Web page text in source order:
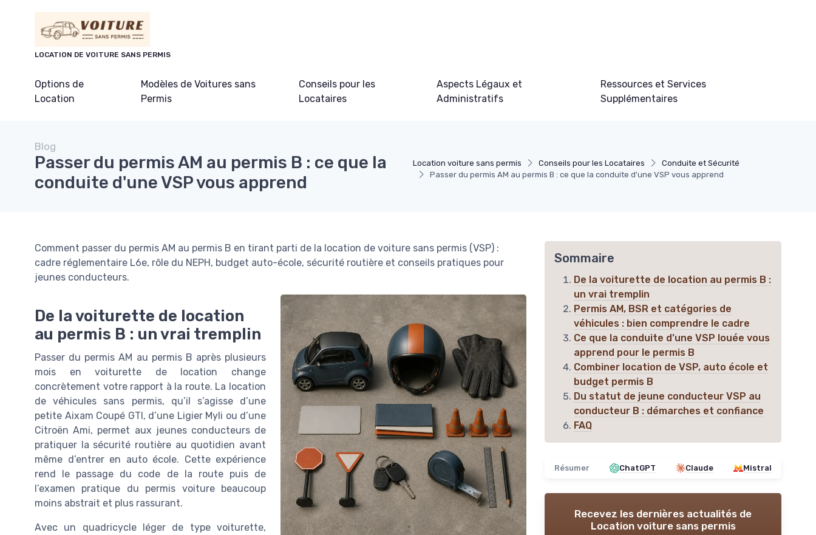
LOCATION DE VOITURE SANS PERMIS
Options de
Location
Modèles de Voitures sans
Permis
Conseils pour les
Locataires
Aspects Légaux et
Administratifs
Ressources et Services
Supplémentaires
Location voiture sans permis Conseils pour les Locataires
Conduite et Sécurité
Passer du permis AM au permis B : ce que la conduite d'une VSP vous apprend
Blog
Passer du permis AM au permis B : ce que la
conduite d'une VSP vous apprend
Comment passer du permis AM au permis B en tirant parti de la location de voiture sans permis (VSP) :
cadre réglementaire L6e, rôle du NEPH, budget auto-école, sécurité routière et conseils pratiques pour
jeunes conducteurs.
De la voiturette de location
au permis B : un vrai tremplin
Passer du permis AM au permis B après plusieurs
mois en voiturette de location change
concrètement votre rapport à la route. La location
de véhicules sans permis, qu’il s’agisse d’une
petite Aixam Coupé GTI, d’une Ligier Myli ou d’une
Citroën Ami, permet aux jeunes conducteurs de
pratiquer la sécurité routière au quotidien avant
même d’entrer en auto école. Cette expérience
rend le passage du code de la route puis de
l’examen pratique du permis voiture beaucoup
moins abstrait et plus rassurant.
Avec un quadricycle léger de type voiturette,
Sommaire
De la voiturette de location au permis B :
un vrai tremplin
Permis AM, BSR et catégories de
véhicules : bien comprendre le cadre
Ce que la conduite d’une VSP louée vous
apprend pour le permis B
Combiner location de VSP, auto école et
budget permis B
Du statut de jeune conducteur VSP au
conducteur B : démarches et confiance
FAQ
Résumer ChatGPT Claude Mistral
Recevez les dernières actualités de
Location voiture sans permis